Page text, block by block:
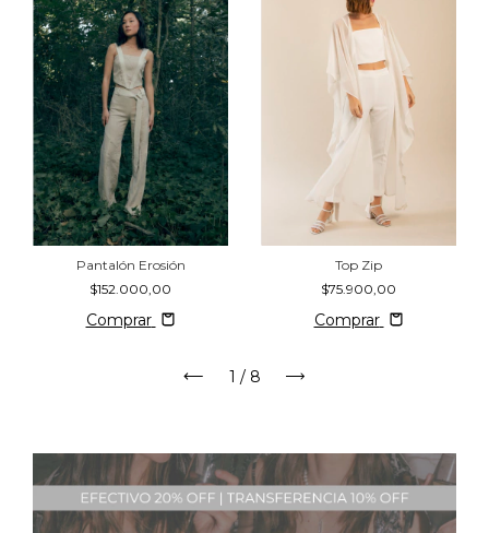
Pantalón Erosión
$152.000,00
Comprar
Top Zip
$75.900,00
Comprar
1 / 8